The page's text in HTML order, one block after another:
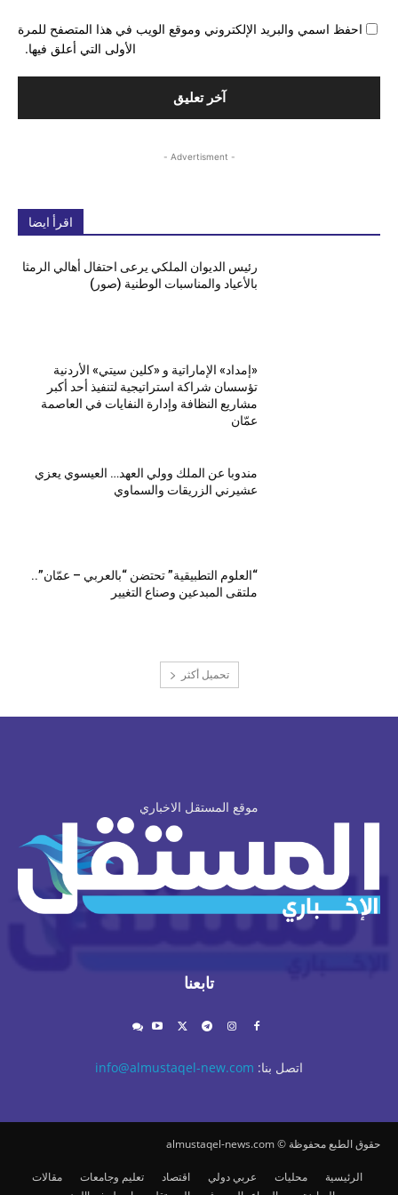
احفظ اسمي والبريد الإلكتروني وموقع الويب في هذا المتصفح للمرة
الأولى التي أعلق فيها.
- Advertisment -
اقرأ ايضا
رئيس الديوان الملكي يرعى احتفال أهالي الرمثا
بالأعياد والمناسبات الوطنية (صور)
«إمداد» الإماراتية و «كلين سيتي» الأردنية
تؤسسان شراكة استراتيجية لتنفيذ أحد أكبر
مشاريع النظافة وإدارة النفايات في العاصمة
عمّان
مندوبا عن الملك وولي العهد… العيسوي يعزي
عشيرني الزريقات والسماوي
“العلوم التطبيقية” تحتضن “بالعربي – عمّان”..
ملتقى المبدعين وصناع التغيير
تحميل أكثر
موقع المستقل الاخباري
تابعنا
اتصل بنا: info@almustaqel-new.com
حقوق الطبع محفوظة © almustaqel-news.com
الرئيسية محليات عربي دولي اقتصاد تعليم وجامعات
مقالات